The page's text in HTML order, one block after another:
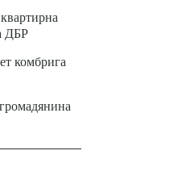
ДБР
комбрига